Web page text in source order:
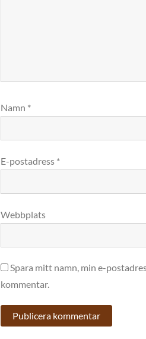
Namn *
E-postadress *
Webbplats
Spara mitt namn, min e-
kommentar.